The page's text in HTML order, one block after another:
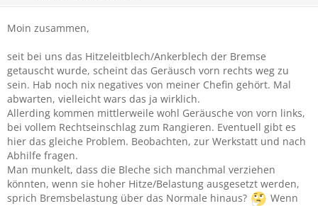
Moin zusammen,
seit bei uns das Hitzeleitblech/Ankerblech der Bremse
getauscht wurde, scheint das Geräusch vorn rechts weg zu
sein. Hab noch nix negatives von meiner Chefin gehört. Mal
abwarten, vielleicht wars das ja wirklich.
Allerding kommen mittlerweile wohl Geräusche von vorn links,
bei vollem Rechtseinschlag zum Rangieren. Eventuell gibt es
hier das gleiche Problem. Beobachten, zur Werkstatt und nach
Abhilfe fragen.
Man munkelt, dass die Bleche sich manchmal verziehen
könnten, wenn sie hoher Hitze/Belastung ausgesetzt werden,
sprich Bremsbelastung über das Normale hinaus?
Wenn